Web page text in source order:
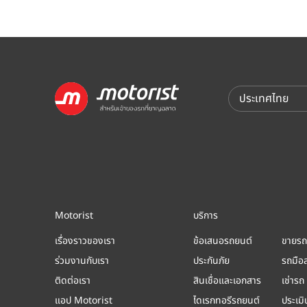
Motorist
เรื่องราวของเรา
ร่วมงานกับเรา
ติดต่อเรา
แอป Motorist
บริการ
ข้อเสนอรถยนต์
ประกันภัย
สินเชื่อและเอกสาร
ไดเรกทอรีรถยนต์
ขายร
รถมือ
เช่ารถ
ประเ